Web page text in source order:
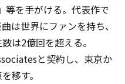
等を手がける。代表作で
は世界にファンを持ち、
は2億回を超える。
と契約し、東京か
移す。